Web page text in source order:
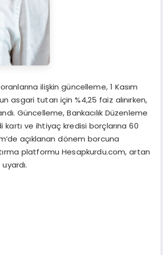
ilişkin güncelleme, 1 Kasım
asgari tutarı için %4,25 faiz alınırken,
Güncelleme, Bankacılık Düzenleme
kartı ve ihtiyaç kredisi borçlarına 60
açıklanan dönem borcuna
platformu Hesapkurdu.com, artan